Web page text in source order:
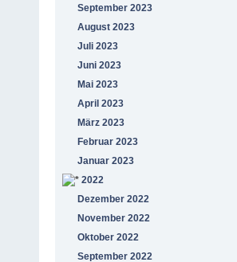
September 2023
August 2023
Juli 2023
Juni 2023
Mai 2023
April 2023
März 2023
Februar 2023
Januar 2023
2022
Dezember 2022
November 2022
Oktober 2022
September 2022